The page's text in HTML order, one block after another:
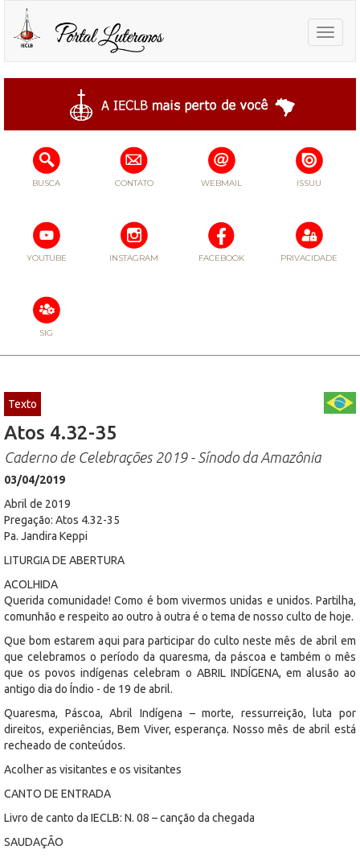
Toggle
BUSCA CONTATO WEBMAIL ISSUU
YOUTUBE INSTAGRAM FACEBOOK PRIVACIDADE
SIG
Texto
Atos 4.32-35
Caderno de Celebrações 2019 - Sínodo da Amazônia
03/04/2019
Abril de 2019
Pregação: Atos 4.32-35
Pa. Jandira Keppi
LITURGIA DE ABERTURA
ACOLHIDA
Querida comunidade! Como é bom vivermos unidas e unidos. Partilha,
comunhão e respeito ao outro à outra é o tema de nosso culto de hoje.
Que bom estarem aqui para participar do culto neste mês de abril em
que celebramos o período da quaresma, da páscoa e também o mês
que os povos indígenas celebram o ABRIL INDÍGENA, em alusão ao
antigo dia do Índio - de 19 de abril.
Quaresma, Páscoa, Abril Indígena – morte, ressurreição, luta por
direitos, experiências, Bem Viver, esperança. Nosso mês de abril está
recheado de conteúdos.
Acolher as visitantes e os visitantes
CANTO DE ENTRADA
Livro de canto da IECLB: N. 08 – canção da chegada
SAUDAÇÃO